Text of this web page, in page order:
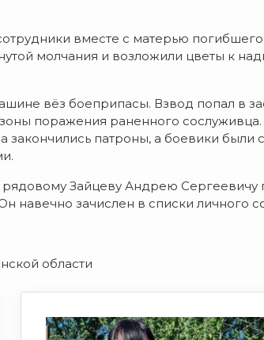
вместе с матерью
молчания и возложили цветы к
вёз боеприпасы. Взвод попал в
поражения раненного
закончились патроны, а боевики были
рядовому Зайцеву Андрею Сергеевичу
зачислен в списки личного
области